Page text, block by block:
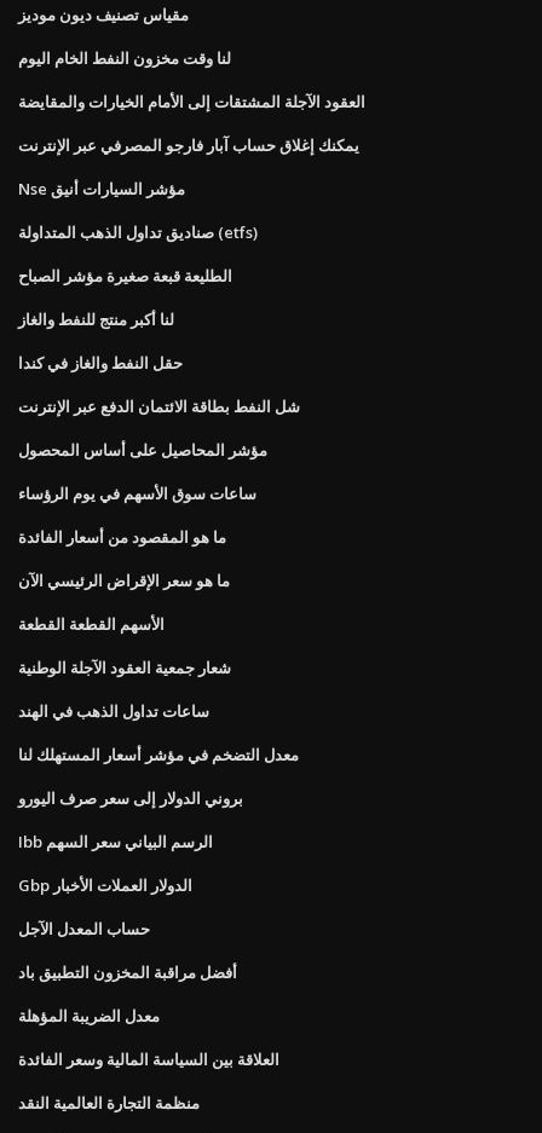
مقياس تصنيف ديون موديز
لنا وقت مخزون النفط الخام اليوم
العقود الآجلة المشتقات إلى الأمام الخيارات والمقايضة
يمكنك إغلاق حساب آبار فارجو المصرفي عبر الإنترنت
Nse مؤشر السيارات أنيق
صناديق تداول الذهب المتداولة (etfs)
الطليعة قبعة صغيرة مؤشر الصباح
لنا أكبر منتج للنفط والغاز
حقل النفط والغاز في كندا
شل النفط بطاقة الائتمان الدفع عبر الإنترنت
مؤشر المحاصيل على أساس المحصول
ساعات سوق الأسهم في يوم الرؤساء
ما هو المقصود من أسعار الفائدة
ما هو سعر الإقراض الرئيسي الآن
الأسهم القطعة القطعة
شعار جمعية العقود الآجلة الوطنية
ساعات تداول الذهب في الهند
معدل التضخم في مؤشر أسعار المستهلك لنا
بروني الدولار إلى سعر صرف اليورو
Ibb الرسم البياني سعر السهم
Gbp الدولار العملات الأخبار
حساب المعدل الآجل
أفضل مراقبة المخزون التطبيق باد
معدل الضريبة المؤهلة
العلاقة بين السياسة المالية وسعر الفائدة
منظمة التجارة العالمية النقد